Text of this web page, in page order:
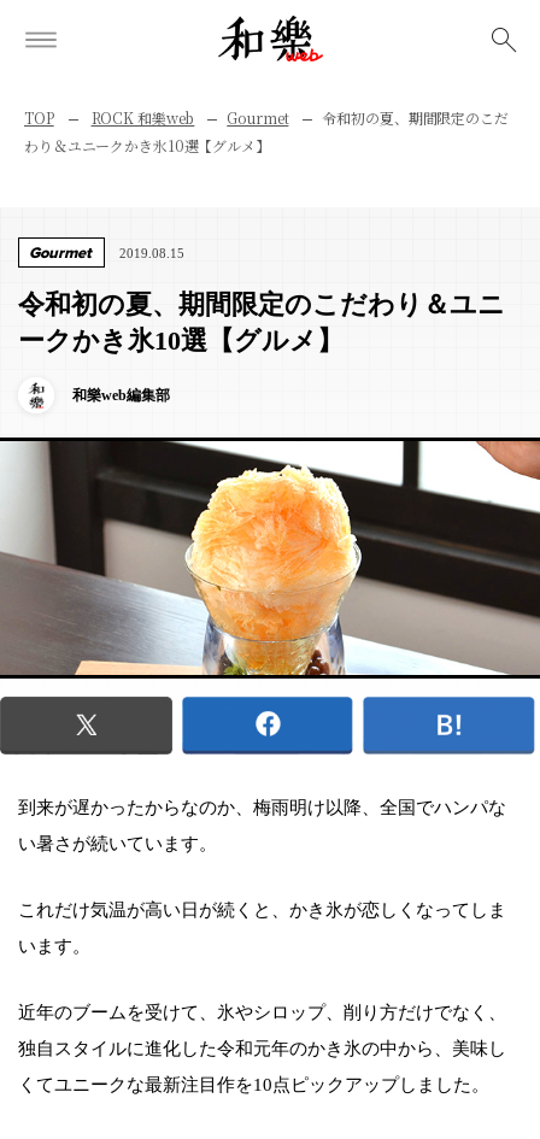
TOP ROCK 和樂web Gourmet
令和初の夏、期間限定のこだ
わり＆ユニークかき氷10選【グルメ】
Gourmet 2019.08.15
令和初の夏、期間限定のこだわり＆ユニ
ークかき氷10選【グルメ】
和樂web編集部
到来が遅かったからなのか、梅雨明け以降、全国でハンパな
い暑さが続いています。
これだけ気温が高い日が続くと、かき氷が恋しくなってしま
います。
近年のブームを受けて、氷やシロップ、削り方だけでなく、
独自スタイルに進化した令和元年のかき氷の中から、美味し
くてユニークな最新注目作を10点ピックアップしました。